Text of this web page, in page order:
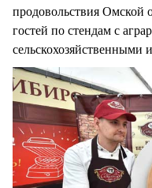
продовольствия
гостей по стендам с
сельскохозяйственными